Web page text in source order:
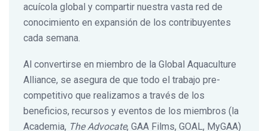
acuícola global y compartir nuestra vasta red de
conocimiento en expansión de los contribuyentes
cada semana.
Al convertirse en miembro de la Global Aquaculture
Alliance, se asegura de que todo el trabajo pre-
competitivo que realizamos a través de los
beneficios, recursos y eventos de los miembros (la
Academia, The Advocate, GAA Films, GOAL, MyGAA)